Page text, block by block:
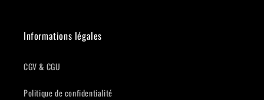
Informations légales
CGV & CGU
Politique de confidentialité